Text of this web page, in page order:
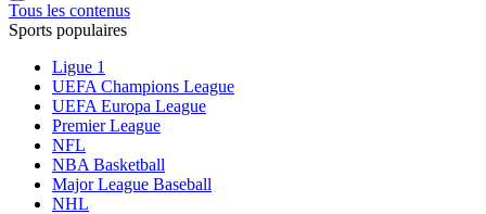
Tous les contenus
Sports populaires
Ligue 1
UEFA Champions League
UEFA Europa League
Premier League
NFL
NBA Basketball
Major League Baseball
NHL